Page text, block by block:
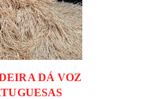
DÁ VOZ